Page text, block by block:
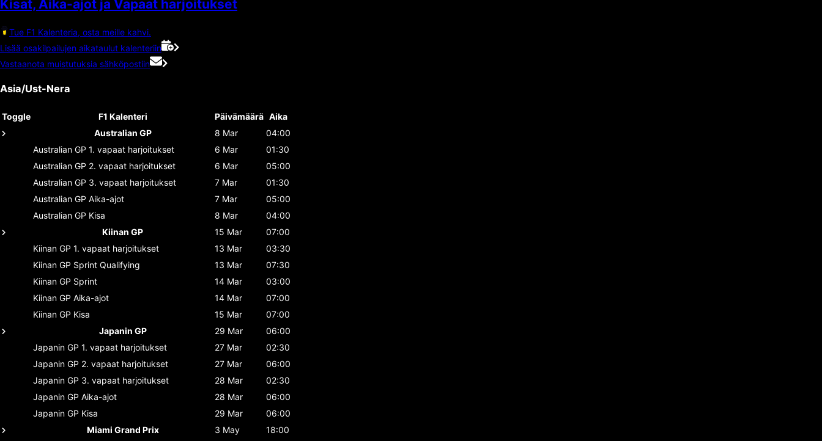
Kisat, Aika-ajot ja Vapaat harjoitukset
Tue F1 Kalenteria, osta meille kahvi.
Lisää osakilpailujen aikataulut kalenteriin
Vastaanota muistutuksia sähköpostiin
Asia/Ust-Nera
Toggle F1 Kalenteri Päivämäärä Aika
Australian GP
8 Mar
04:00
Australian GP 1. vapaat harjoitukset 6 Mar
01:30
Australian GP 2. vapaat harjoitukset 6 Mar
05:00
Australian GP 3. vapaat harjoitukset 7 Mar
01:30
Australian GP Aika-ajot 7 Mar
05:00
Australian GP Kisa 8 Mar
04:00
Kiinan GP
15 Mar
07:00
Kiinan GP 1. vapaat harjoitukset 13 Mar
03:30
Kiinan GP Sprint Qualifying 13 Mar
07:30
Kiinan GP Sprint 14 Mar
03:00
Kiinan GP Aika-ajot 14 Mar
07:00
Kiinan GP Kisa 15 Mar
07:00
Japanin GP
29 Mar
06:00
Japanin GP 1. vapaat harjoitukset 27 Mar
02:30
Japanin GP 2. vapaat harjoitukset 27 Mar
06:00
Japanin GP 3. vapaat harjoitukset 28 Mar
02:30
Japanin GP Aika-ajot 28 Mar
06:00
Japanin GP Kisa 29 Mar
06:00
Miami Grand Prix
3 May
18:00